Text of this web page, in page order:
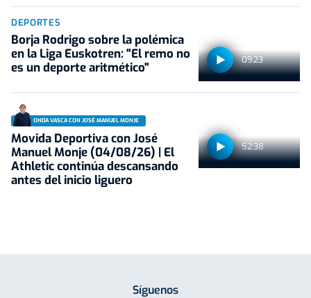
09:23
DEPORTES
Borja Rodrigo sobre la polémica
en la Liga Euskotren: "El remo no
es un deporte aritmético"
52:38
ONDA VASCA CON JOSÉ MANUEL MONJE
Movida Deportiva con José
Manuel Monje (04/08/26) | El
Athletic continúa descansando
antes del inicio liguero
Síguenos